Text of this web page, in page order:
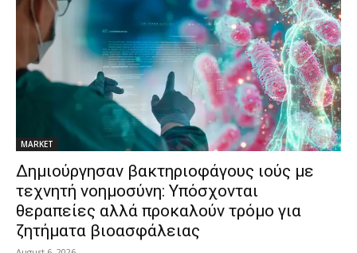
MARKET
Δημιούργησαν βακτηριοφάγους ιούς με
τεχνητή νοημοσύνη: Υπόσχονται
θεραπείες αλλά προκαλούν τρόμο για
ζητήματα βιοασφάλειας